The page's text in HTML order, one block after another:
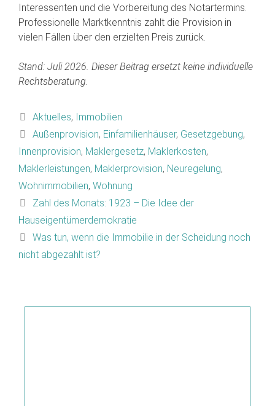
Interessenten und die Vorbereitung des Notartermins.
Professionelle Marktkenntnis zahlt die Provision in
vielen Fällen über den erzielten Preis zurück.
Stand: Juli 2026. Dieser Beitrag ersetzt keine individuelle
Rechtsberatung.
Aktuelles, Immobilien
Außenprovision, Einfamilienhäuser, Gesetzgebung,
Innenprovision, Maklergesetz, Maklerkosten,
Maklerleistungen, Maklerprovision, Neuregelung,
Wohnimmobilien, Wohnung
Zahl des Monats: 1923 – Die Idee der
Hauseigentümerdemokratie
Was tun, wenn die Immobilie in der Scheidung noch
nicht abgezahlt ist?